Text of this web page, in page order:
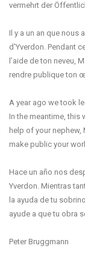
vermehrt der
Il y a un an que nous
d'Yverdon. Pendant
l’aide de ton neveu,
rendre publique ton
A year ago we took
In the meantime,
help of your
make public your
Hace un año nos
Yverdon. Mientras
la ayuda de tu
ayude a que tu obra